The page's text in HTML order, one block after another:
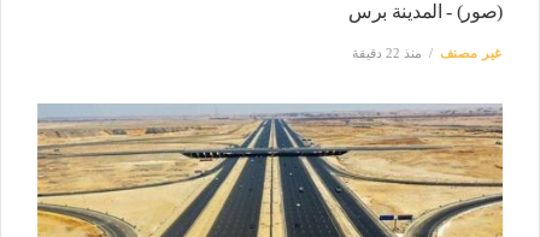
(صور) - المدينة برس
غير مصنف منذ 22 دقيقة